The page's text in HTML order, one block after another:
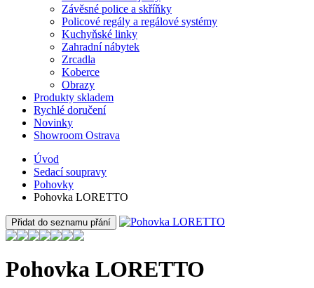
Závěsné police a skříňky
Policové regály a regálové systémy
Kuchyňské linky
Zahradní nábytek
Zrcadla
Koberce
Obrazy
Produkty skladem
Rychlé doručení
Novinky
Showroom Ostrava
Úvod
Sedací soupravy
Pohovky
Pohovka LORETTO
Přidat do seznamu přání
Pohovka LORETTO